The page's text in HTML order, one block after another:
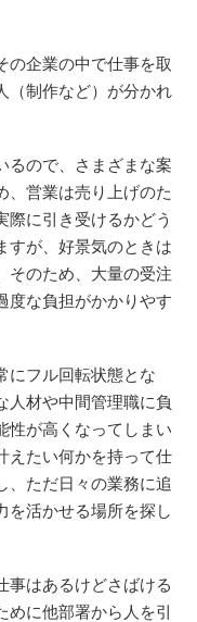
企業の中で仕事を取
（制作など）が分かれ
ので、さまざまな案
、営業は売り上げのた
際に引き受けるかどう
すが、好景気のときは
そのため、大量の受注
度な負担がかかりやす
にフル回転状態とな
人材や中間管理職に負
性が高くなってしまい
えたい何かを持って仕
、ただ日々の業務に追
を活かせる場所を探し
はあるけどさばける
めに他部署から人を引